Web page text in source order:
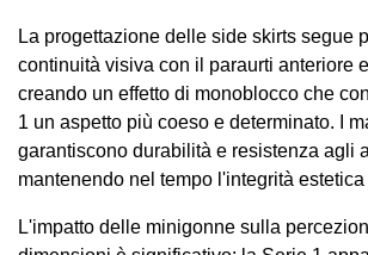
La progettazione delle side skirts segue
continuità visiva con il paraurti anteriore
creando un effetto di monoblocco che
1 un aspetto più coeso e determinato. I
garantiscono durabilità e resistenza agli
mantenendo nel tempo l'integrità
L'impatto delle minigonne sulla